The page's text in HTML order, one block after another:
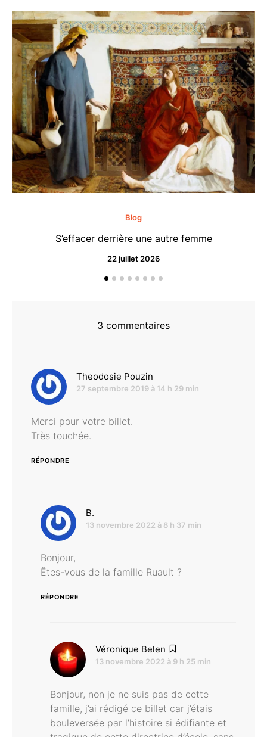
Blog
S’effacer derrière une autre femme
22 juillet 2026
3 commentaires
Theodosie Pouzin
27 septembre 2019 à 14 h 29 min
Merci pour votre billet.
Très touchée.
RÉPONDRE
B.
13 novembre 2022 à 8 h 37 min
Bonjour,
Êtes-vous de la famille Ruault ?
RÉPONDRE
Véronique Belen
13 novembre 2022 à 9 h 25 min
Bonjour, non je ne suis pas de cette
famille, j’ai rédigé ce billet car j’étais
bouleversée par l’histoire si édifiante et